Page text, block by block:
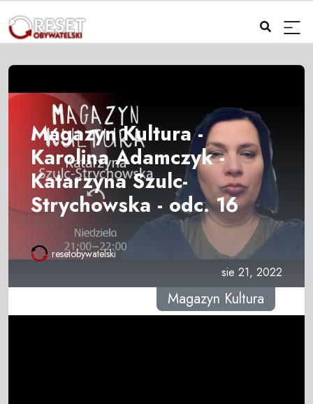
Magazyn Kultura -
Karolina Adamczyk -
Katarzyna Szulc-
Strychowska - odc. 16
resetobywatelski
sie 21, 2022
Magazyn Kultura